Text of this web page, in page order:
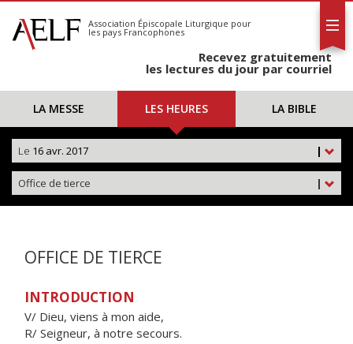
S'abonner
Calendrier
Association Épiscopale Liturgique pour
les pays Francophones
Recevez gratuitement
les lectures du jour par courriel
LA MESSE LES HEURES LA BIBLE
|
Le 16 avr. 2017
|
Office de tierce
OFFICE DE TIERCE
INTRODUCTION
V/ Dieu, viens à mon aide,
R/ Seigneur, à notre secours.